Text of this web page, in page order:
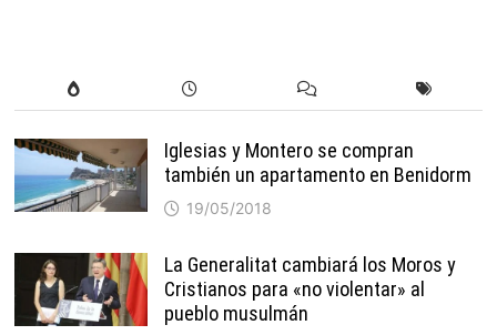
Iglesias y Montero se compran
también un apartamento en Benidorm
19/05/2018
La Generalitat cambiará los Moros y
Cristianos para «no violentar» al
pueblo musulmán